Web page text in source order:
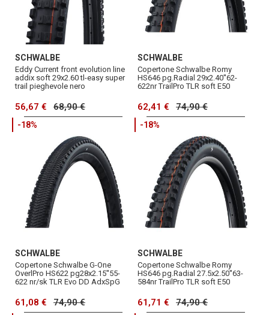
SCHWALBE
Eddy Current front evolution line
addix soft 29x2.60 tl-easy super
trail pieghevole nero
56,67 € 68,90 €
SCHWALBE
Copertone Schwalbe Romy
HS646 pg.Radial 29x2.40''62-
622nr TrailPro TLR soft E50
62,41 € 74,90 €
-18%
SCHWALBE
Copertone Schwalbe G-One
OverlPro HS622 pg28x2.15''55-
622 nr/sk TLR Evo DD AdxSpG
61,08 € 74,90 €
-18%
SCHWALBE
Copertone Schwalbe Romy
HS646 pg.Radial 27.5x2.50''63-
584nr TrailPro TLR soft E50
61,71 € 74,90 €